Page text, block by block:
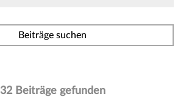
Beiträge suchen
32 Beiträge gefunden